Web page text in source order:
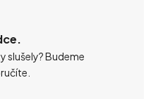
slušely? Budeme